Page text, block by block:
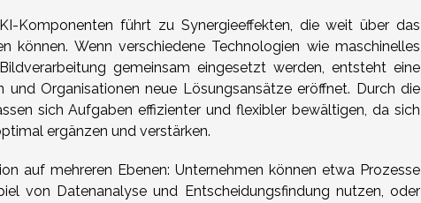
Komponenten führt zu Synergieeffekten, die weit über das
können. Wenn verschiedene Technologien wie maschinelles
gemeinsam eingesetzt werden, entsteht eine
Organisationen neue Lösungsansätze eröffnet. Durch die
sich Aufgaben effizienter und flexibler bewältigen, da sich
ergänzen und verstärken.
auf mehreren Ebenen: Unternehmen können etwa Prozesse
von Datenanalyse und Entscheidungsfindung nutzen, oder